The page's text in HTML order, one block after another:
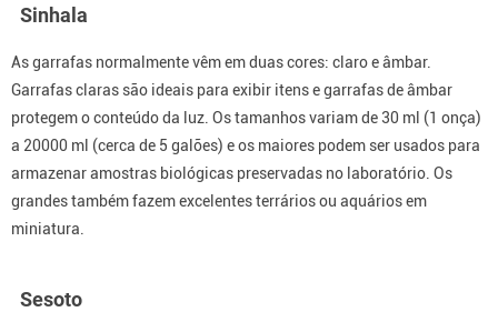
Sinhala
As garrafas normalmente vêm em duas cores: claro e âmbar.
Garrafas claras são ideais para exibir itens e garrafas de âmbar
protegem o conteúdo da luz. Os tamanhos variam de 30 ml (1 onça)
a 20000 ml (cerca de 5 galões) e os maiores podem ser usados ​​para
armazenar amostras biológicas preservadas no laboratório. Os
grandes também fazem excelentes terrários ou aquários em
miniatura.
Sesoto